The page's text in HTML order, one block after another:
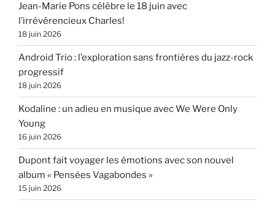
Jean-Marie Pons célèbre le 18 juin avec
l’irrévérencieux Charles!
18 juin 2026
Android Trio : l’exploration sans frontières du jazz-rock
progressif
18 juin 2026
Kodaline : un adieu en musique avec We Were Only
Young
16 juin 2026
Dupont fait voyager les émotions avec son nouvel
album « Pensées Vagabondes »
15 juin 2026